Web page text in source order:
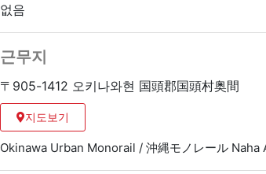
없음
근무지
〒905-1412 오키나와현 国頭郡国頭村奥間
지도보기
Okinawa Urban Monorail / 沖縄モノレール